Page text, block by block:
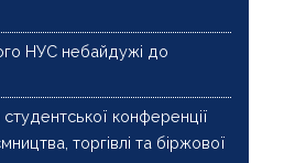
НУС небайдужі до
студентської конференції
торгівлі та біржової